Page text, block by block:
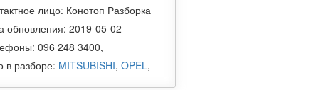
лицо: Конотоп Разборка
обновления: 2019-05-02
096 248 3400,
в разборе: MITSUBISHI, OPEL,